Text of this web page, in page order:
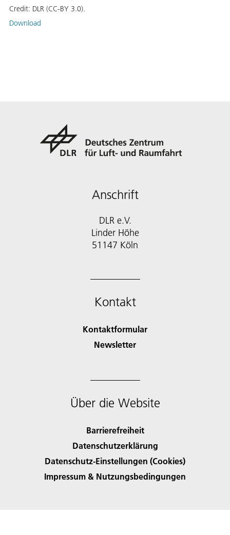
Credit: DLR (CC-BY 3.0).
Download
Anschrift
DLR e.V.
Linder Höhe
51147 Köln
Kontakt
Kontaktformular
Newsletter
Über die Website
Barrierefreiheit
Datenschutzerklärung
Datenschutz-Einstellungen (Cookies)
Impressum & Nutzungsbedingungen